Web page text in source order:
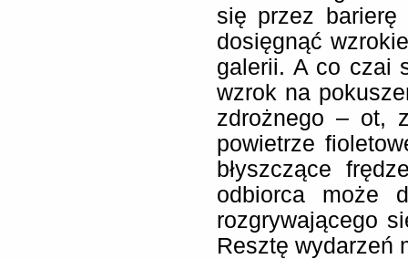
się przez barierę
dosięgnąć
galerii. A co czai
wzrok na
zdrożnego – ot,
powietrze
błyszczące
odbiorca może
rozgrywającego
Resztę wydarzeń